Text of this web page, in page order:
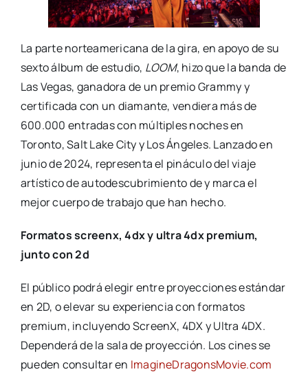
La parte norteamericana de la gira, en apoyo de su
sexto álbum de estudio, LOOM, hizo que la banda de
Las Vegas, ganadora de un premio Grammy y
certificada con un diamante, vendiera más de
600.000 entradas con múltiples noches en
Toronto, Salt Lake City y Los Ángeles. Lanzado en
junio de 2024, representa el pináculo del viaje
artístico de autodescubrimiento de y marca el
mejor cuerpo de trabajo que han hecho.
Formatos screenx, 4dx y ultra 4dx premium,
junto con 2d
El público podrá elegir entre proyecciones estándar
en 2D, o elevar su experiencia con formatos
premium, incluyendo ScreenX, 4DX y Ultra 4DX.
Dependerá de la sala de proyección. Los cines se
pueden consultar en ImagineDragonsMovie.com